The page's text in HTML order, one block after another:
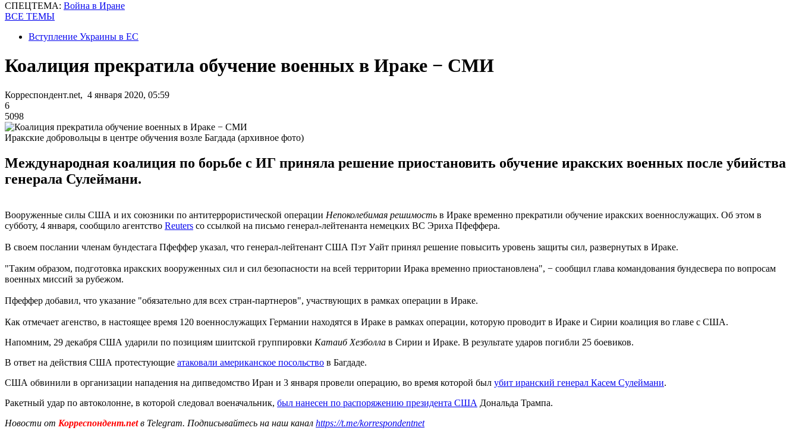
СПЕЦТЕМА: Война в Иране
ВСЕ ТЕМЫ
Вступление Украины в ЕС
Коалиция прекратила обучение военных в Ираке − СМИ
Корреспондент.net, 4 января 2020, 05:59
6
5098
Иракские добровольцы в центре обучения возле Багдада (архивное фото)
Международная коалиция по борьбе с ИГ приняла решение приостановить обучение иракских военных после убийства
генерала Сулеймани.
Вооруженные силы США и их союзники по антитеррористической операции Непоколебимая решимость в Ираке временно прекратили обучение иракских военнослужащих. Об этом в
субботу, 4 января, сообщило агентство Reuters со ссылкой на письмо генерал-лейтенанта немецких ВС Эриха Пфеффера.
В своем послании членам бундестага Пфеффер указал, что генерал-лейтенант США Пэт Уайт принял решение повысить уровень защиты сил, развернутых в Ираке.
"Таким образом, подготовка иракских вооруженных сил и сил безопасности на всей территории Ирака временно приостановлена", − сообщил глава командования бундесвера по вопросам
военных миссий за рубежом.
Пфеффер добавил, что указание "обязательно для всех стран-партнеров", участвующих в рамках операции в Ираке.
Как отмечает агенство, в настоящее время 120 военнослужащих Германии находятся в Ираке в рамках операции, которую проводит в Ираке и Сирии коалиция во главе с США.
Напомним, 29 декабря США ударили по позициям шиитской группировки Катаиб Хезболла в Сирии и Ираке. В результате ударов погибли 25 боевиков.
В ответ на действия США протестующие атаковали американское посольство в Багдаде.
США обвинили в организации нападения на дипведомство Иран и 3 января провели операцию, во время которой был убит иранский генерал Касем Сулеймани.
Ракетный удар по автоколонне, в которой следовал военачальник, был нанесен по распоряжению президента США Дональда Трампа.
Новости от Корреспондент.netв Telegram. Подписывайтесь на наш канал https://t.me/korrespondentnet